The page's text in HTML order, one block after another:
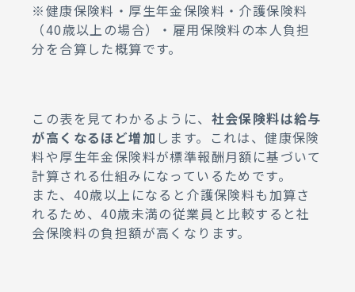
※健康保険料・厚生年金保険料・介護保険料
（40歳以上の場合）・雇用保険料の本人負担
分を合算した概算です。
この表を見てわかるように、 社会保険料は給与
が高くなるほど増加 します。これは、健康保険
料や厚生年金保険料が標準報酬月額に基づいて
計算される仕組みになっているためです。
また、40歳以上になると介護保険料も加算さ
れるため、40歳未満の従業員と比較すると社
会保険料の負担額が高くなります。